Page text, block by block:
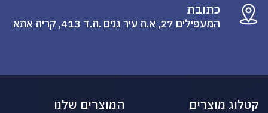
כתובת
המעפילים 27, א.ת עיר גנים .ת.ד 413, קרית אתא
קטלוג מוצרים המוצרים שלנו